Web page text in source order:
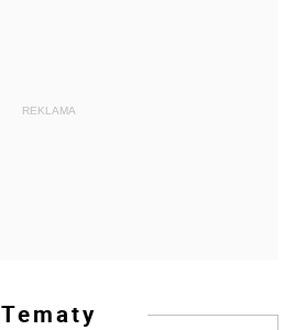
REKLAMA
Tematy